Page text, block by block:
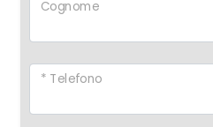
Cognome
* Telefono